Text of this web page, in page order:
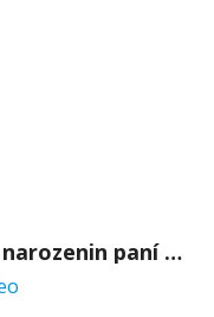
Oslava 101. narozenin paní Věry Skořepové